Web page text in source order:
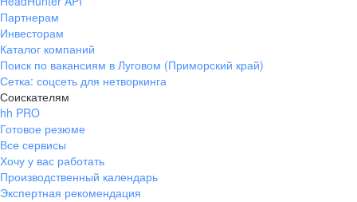
Партнерам
Инвесторам
Каталог компаний
Поиск по вакансиям в Луговом (Приморский край)
Сетка: соцсеть для нетворкинга
Соискателям
hh PRO
Готовое резюме
Все сервисы
Хочу у вас работать
Производственный календарь
Экспертная рекомендация